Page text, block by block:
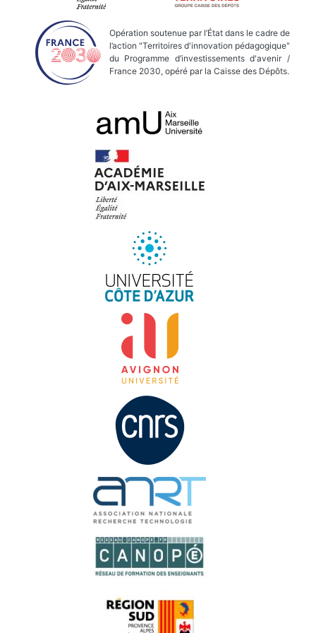
Opération soutenue par l’État dans le cadre de
l’action "Territoires d'innovation pédagogique"
du Programme d’investissements d'avenir /
France 2030, opéré par la Caisse des Dépôts.